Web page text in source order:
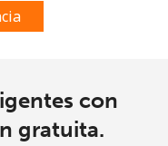
con
gratuita.